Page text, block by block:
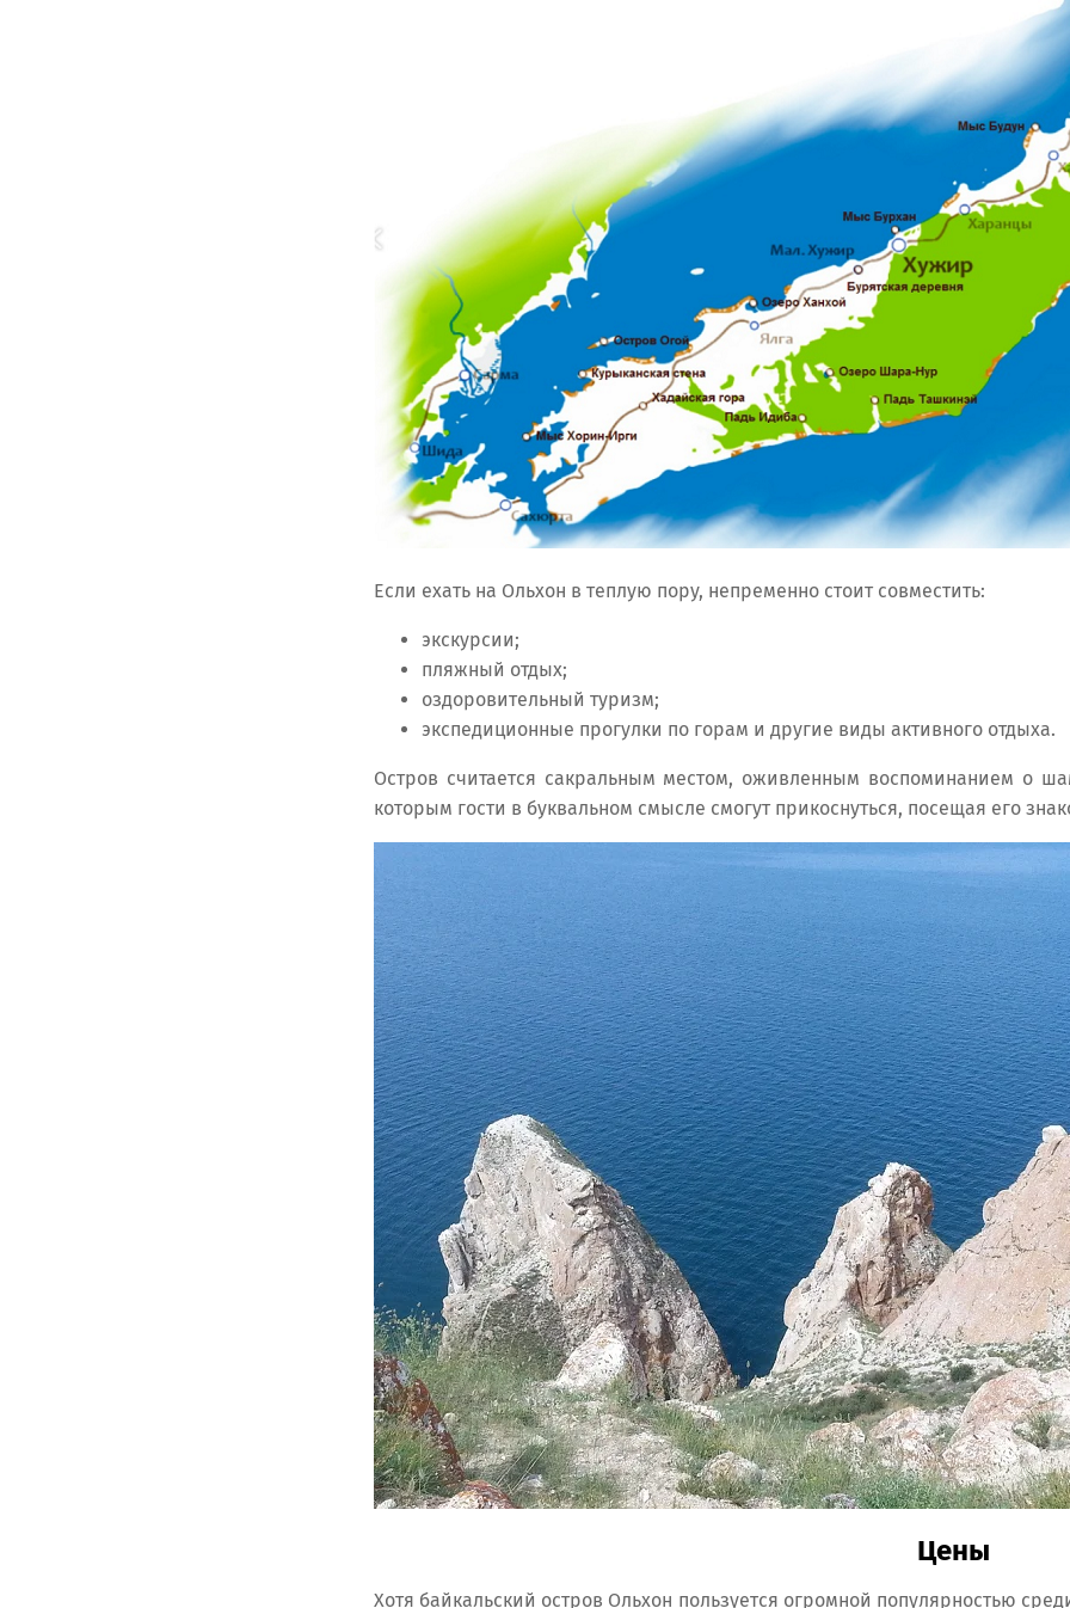
Если ехать на Ольхон в теплую пору, непременно стоит совместить:
экскурсии;
пляжный отдых;
оздоровительный туризм;
экспедиционные прогулки по горам и другие виды активного отдыха.
Остров считается сакральным местом, оживленным воспоминанием о
которым гости в буквальном смысле смогут прикоснуться, посещая его
Цены
Хотя байкальский остров Ольхон пользуется огромной популярностью